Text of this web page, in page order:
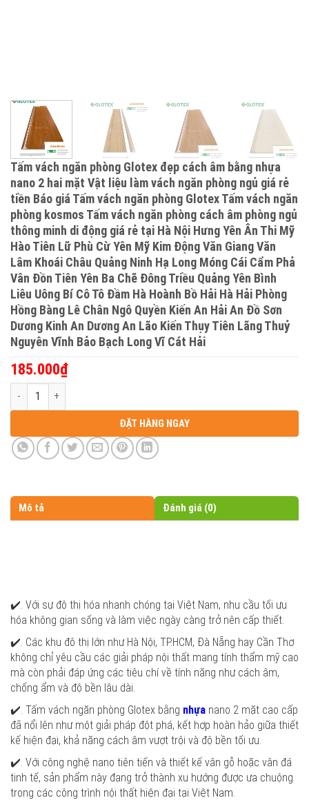
Tấm vách ngăn phòng Glotex đẹp cách âm bằng nhựa
nano 2 hai mặt Vật liệu làm vách ngăn phòng ngủ giá rẻ
tiền Báo giá Tấm vách ngăn phòng Glotex Tấm vách ngăn
phòng kosmos Tấm vách ngăn phòng cách âm phòng ngủ
thông minh di động giá rẻ tại Hà Nội Hưng Yên Ân Thi Mỹ
Hào Tiên Lữ Phù Cừ Yên Mỹ Kim Động Văn Giang Văn
Lâm Khoái Châu Quảng Ninh Hạ Long Móng Cái Cẩm Phả
Vân Đồn Tiên Yên Ba Chẽ Đông Triều Quảng Yên Bình
Liêu Uông Bí Cô Tô Đầm Hà Hoành Bồ Hải Hà Hải Phòng
Hồng Bàng Lê Chân Ngô Quyền Kiến An Hải An Đồ Sơn
Dương Kinh An Dương An Lão Kiến Thụy Tiên Lãng Thuỷ
Nguyên Vĩnh Bảo Bạch Long Vĩ Cát Hải
185.000₫
ĐẶT HÀNG NGAY
Mô tả Đánh giá (0)
✔️. Với sự đô thị hóa nhanh chóng tại Việt Nam, nhu cầu tối ưu
hóa không gian sống và làm việc ngày càng trở nên cấp thiết.
✔️. Các khu đô thị lớn như Hà Nội, TP.HCM, Đà Nẵng hay Cần Thơ
không chỉ yêu cầu các giải pháp nội thất mang tính thẩm mỹ cao
mà còn phải đáp ứng các tiêu chí về tính năng như cách âm,
chống ẩm và độ bền lâu dài.
✔️. Tấm vách ngăn phòng Glotex bằng nhựa nano 2 mặt cao cấp
đã nổi lên như một giải pháp đột phá, kết hợp hoàn hảo giữa thiết
kế hiện đại, khả năng cách âm vượt trội và độ bền tối ưu.
✔️. Với công nghệ nano tiên tiến và thiết kế vân gỗ hoặc vân đá
tinh tế, sản phẩm này đang trở thành xu hướng được ưa chuộng
trong các công trình nội thất hiện đại tại Việt Nam.